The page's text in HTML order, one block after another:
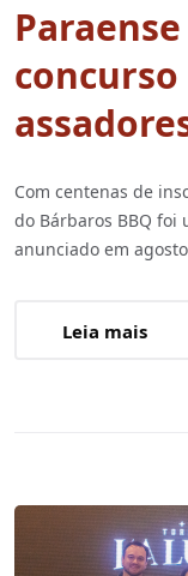
Com centenas de
do Bárbaros BBQ foi
anunciado em agosto
Leia mais